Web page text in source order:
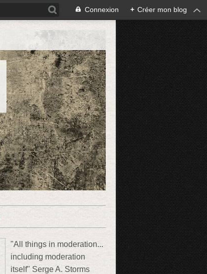
Connexion + Créer mon blog
"All things in moderation...
including moderation
itself" Serge A. Storms